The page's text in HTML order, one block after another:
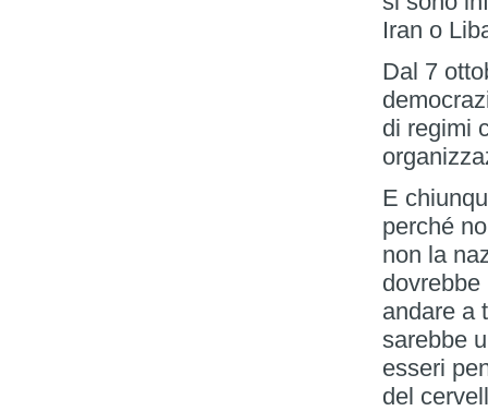
Iran o
Dal 7
di regimi
E
perché
non la
andare a
sarebbe
esseri
del